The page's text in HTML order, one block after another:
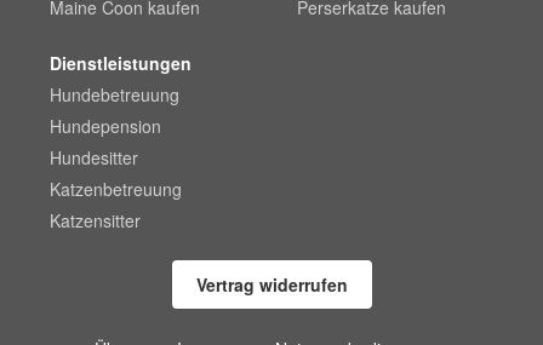
Maine Coon kaufen
Perserkatze kaufen
Dienstleistungen
Hundebetreuung
Hundepension
Hundesitter
Katzenbetreuung
Katzensitter
Vertrag widerrufen